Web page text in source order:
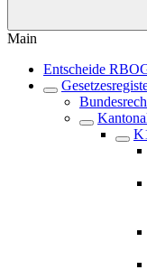
Main
Entscheide